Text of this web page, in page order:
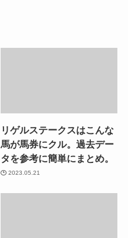
リゲルステークスはこんな
馬が馬券にクル。過去デー
タを参考に簡単にまとめ。
2023.05.21